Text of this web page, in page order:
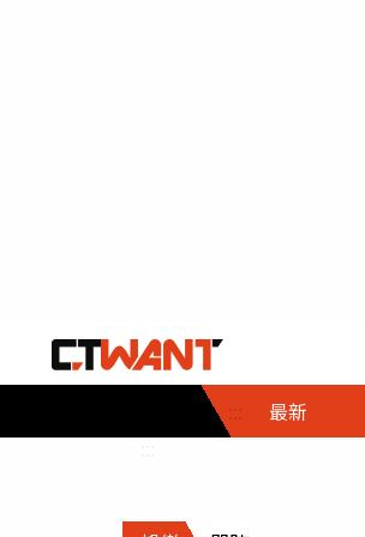
::: 最新
社會首頁
時事
調查
娛樂首頁
即時